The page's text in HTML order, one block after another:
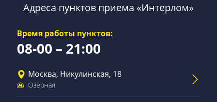
Адреса пунктов приема «Интерлом»
Время работы пунктов:
08-00 – 21:00
Москва, Никулинская, 18
Озёрная